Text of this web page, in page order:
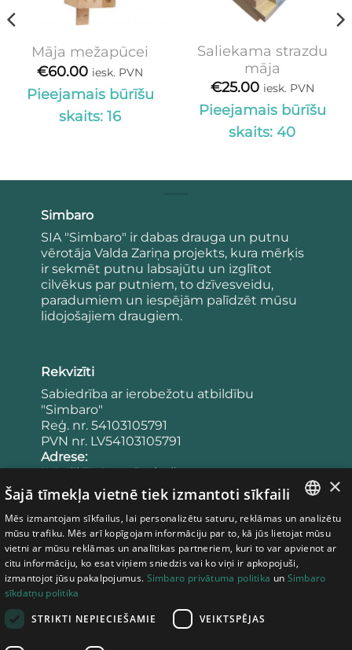
Māja mežapūcei
€60.00 iesk. PVN
Pieejamais būrīšu
skaits: 16
Saliekama strazdu
māja
€25.00 iesk. PVN
Pieejamais būrīšu
skaits: 40
Simbaro
SIA "Simbaro" ir dabas drauga un putnu
vērotāja Valda Zariņa projekts, kura mērķis
ir sekmēt putnu labsajūtu un izglītot
cilvēkus par putniem, to dzīvesveidu,
paradumiem un iespējām palīdzēt mūsu
lidojošajiem draugiem.
Rekvizīti
Sabiedrība ar ierobežotu atbildību
"Simbaro"
Reģ. nr. 54103105791
PVN nr. LV54103105791
Adrese:
"Lācīši 3", Agra, Drabešu pagasts,
Cēsu novads, LV-4101
Latvija
Banka:
Konta numurs: LV65UNLA0050023953443
Bankas kods: UNLALV2X
Pirkšanas noteikumi
LATVIAN
ESTONIAN
LITHUANIAN
×
Šajā tīmekļa vietnē tiek izmantoti sīkfaili
Mēs izmantojam sīkfailus, lai personalizētu saturu, reklāmas un analizētu
mūsu trafiku. Mēs arī kopīgojam informāciju par to, kā jūs lietojat mūsu
vietni ar mūsu reklāmas un analītikas partneriem, kuri to var apvienot ar
citu informāciju, ko esat viņiem sniedzis vai ko viņi ir apkopojuši,
izmantojot jūsu pakalpojumus. Simbaro privātuma politika un Simbaro
sīkdatņu politika
STRIKTI NEPIECIEŠAMIE
VEIKTSPĒJAS